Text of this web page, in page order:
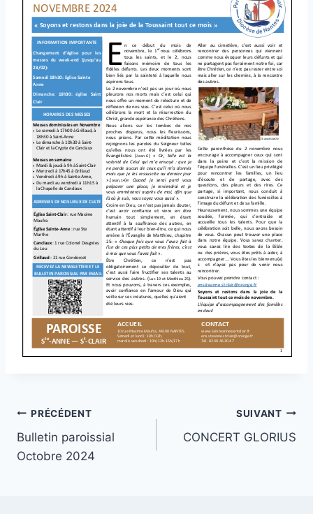
Navigation
de
PRÉCÉDENT
Bulletin paroissial
Octobre 2024
SUIVANT
CONCERT GLORIUS